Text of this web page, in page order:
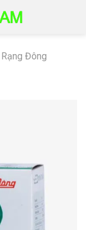
Rạng Đông